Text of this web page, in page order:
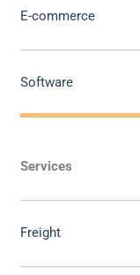
E-commerce
Software
Services
Freight